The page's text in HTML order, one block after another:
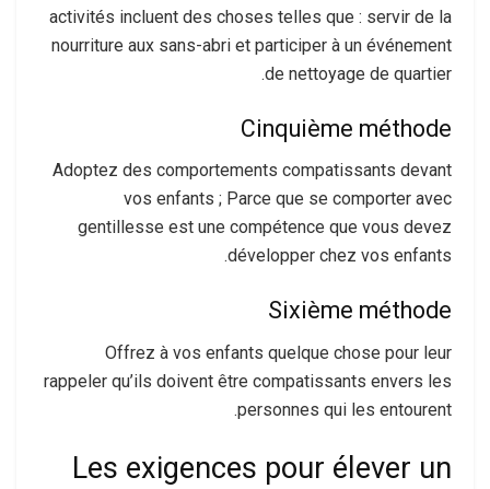
activités incluent des choses telles que : servir de la
nourriture aux sans-abri et participer à un événement
de nettoyage de quartier.
Cinquième méthode
Adoptez des comportements compatissants devant
vos enfants ; Parce que se comporter avec
gentillesse est une compétence que vous devez
développer chez vos enfants.
Sixième méthode
Offrez à vos enfants quelque chose pour leur
rappeler qu’ils doivent être compatissants envers les
personnes qui les entourent.
Les exigences pour élever un